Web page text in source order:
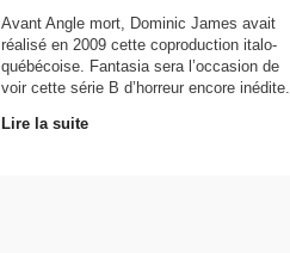
Avant Angle mort, Dominic James avait
réalisé en 2009 cette coproduction italo-
québécoise. Fantasia sera l’occasion de
voir cette série B d’horreur encore inédite.
Lire la suite